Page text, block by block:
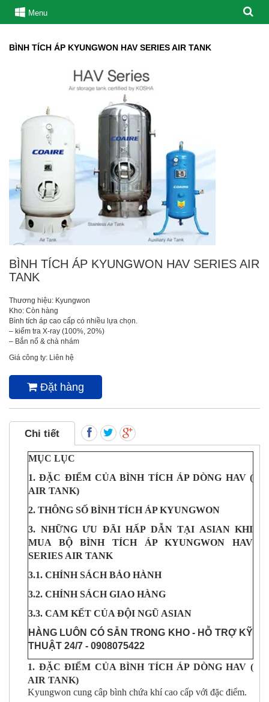
Menu
BÌNH TÍCH ÁP KYUNGWON HAV SERIES AIR TANK
BÌNH TÍCH ÁP KYUNGWON HAV SERIES AIR
TANK
Thương hiệu: Kyungwon
Kho: Còn hàng
Bình tích áp cao cấp có nhiều lựa chọn.
– kiểm tra X-ray (100%, 20%)
– Bắn nổ & chà nhám
Giá công ty: Liên hệ
Đặt hàng
Chi tiết
MỤC LỤC
1. ĐẶC ĐIỂM CỦA BÌNH TÍCH ÁP DÒNG HAV (
AIR TANK)
2. THÔNG SỐ BÌNH TÍCH ÁP KYUNGWON
3. NHỮNG ƯU ĐÃI HẤP DẪN TẠI ASIAN KHI
MUA BỘ BÌNH TÍCH ÁP KYUNGWON HAV
SERIES AIR TANK
3.1. CHÍNH SÁCH BẢO HÀNH
3.2. CHÍNH SÁCH GIAO HÀNG
3.3. CAM KẾT CỦA ĐỘI NGŨ ASIAN
HÀNG LUÔN CÓ SẴN TRONG KHO - HỖ TRỢ KỸ
THUẬT 24/7 - 0908075422
1. ĐẶC ĐIỂM CỦA BÌNH TÍCH ÁP DÒNG HAV (
AIR TANK)
Kyungwon cung câp bình chứa khí cao cấp với đặc điểm.